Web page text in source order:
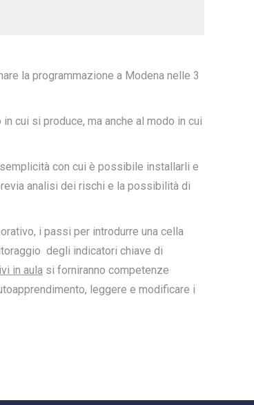
la programmazione a Modena nelle 3
cui si produce, ma anche al modo in cui
con cui è possibile installarli e
analisi dei rischi e la possibilità di
i passi per introdurre una cella
degli indicatori chiave di
in aula si forniranno competenze
leggere e modificare i